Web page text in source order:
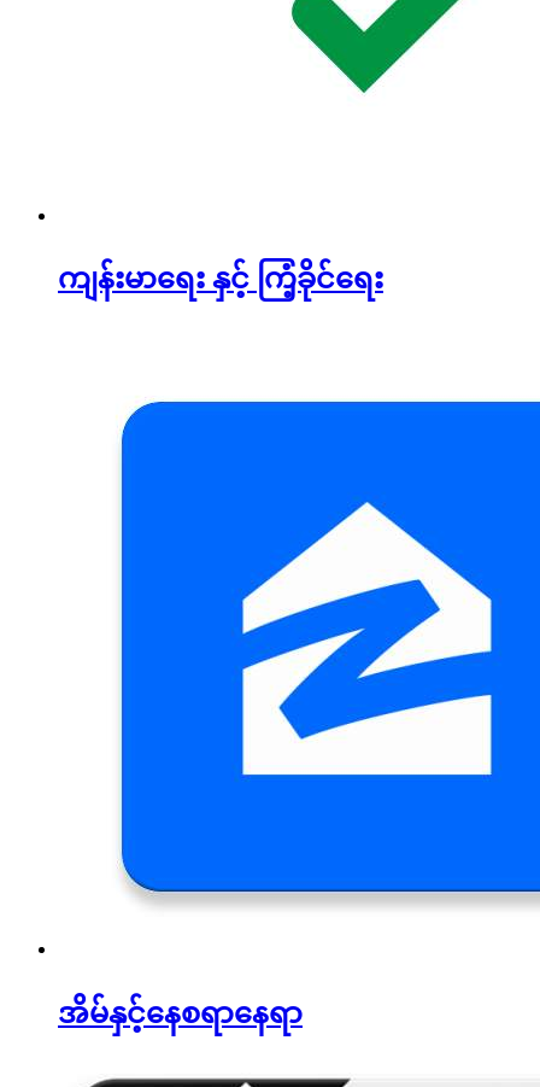
ကျန်းမာရေး နှင့် ကြံ့ခိုင်ရေး
အိမ်နှင့်နေစရာနေရာ